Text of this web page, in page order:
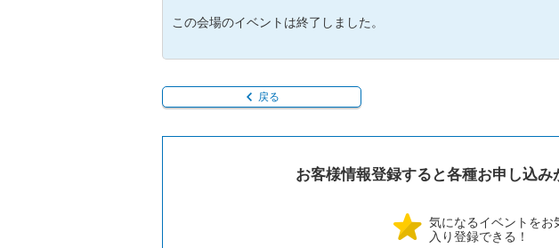
この会場のイベントは終了しました。
戻る
お客様情報登録すると各種お申し込み
気になるイベントをお
入り登録できる！